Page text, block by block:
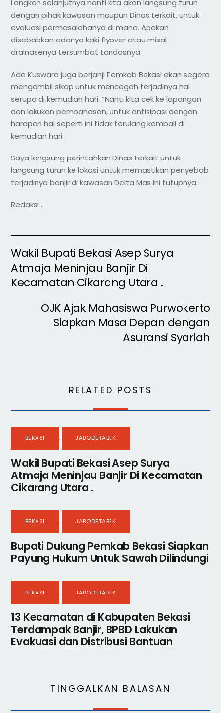
Langkah selanjutnya nanti kita akan langsung turun
dengan pihak kawasan maupun Dinas terkait, untuk
evaluasi permasalahanya di mana. Apakah
disebabkan adanya kaki flyover atau misal
drainasenya tersumbat tandasnya .
Ade Kuswara juga berjanji Pemkab Bekasi akan segera
mengambil sikap untuk mencegah terjadinya hal
serupa di kemudian hari. “Nanti kita cek ke lapangan
dan lakukan pembahasan, untuk antisipasi dengan
harapan hal seperti ini tidak terulang kembali di
kemudian hari .
Saya langsung perintahkan Dinas terkait untuk
langsung turun ke lokasi untuk memastikan penyebab
terjadinya banjir di kawasan Delta Mas ini tutupnya .
Redaksi .
Wakil Bupati Bekasi Asep Surya
Atmaja Meninjau Banjir Di
Kecamatan Cikarang Utara .
OJK Ajak Mahasiswa Purwokerto
Siapkan Masa Depan dengan
Asuransi Syariah
RELATED POSTS
BEKASI , JABODETABEK
Wakil Bupati Bekasi Asep Surya
Atmaja Meninjau Banjir Di Kecamatan
Cikarang Utara .
BEKASI , JABODETABEK
Bupati Dukung Pemkab Bekasi Siapkan
Payung Hukum Untuk Sawah Dilindungi
BEKASI , JABODETABEK
13 Kecamatan di Kabupaten Bekasi
Terdampak Banjir, BPBD Lakukan
Evakuasi dan Distribusi Bantuan
TINGGALKAN BALASAN